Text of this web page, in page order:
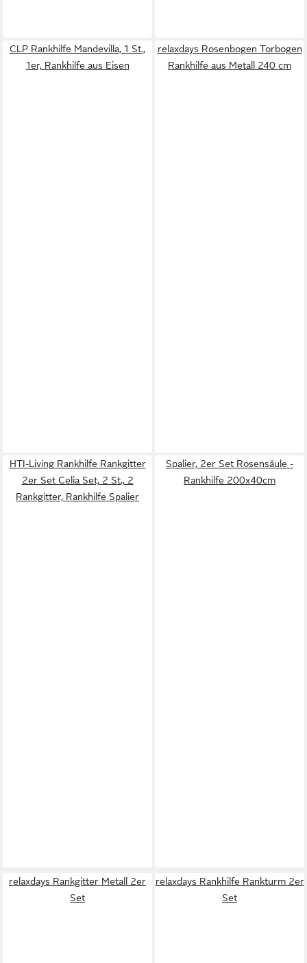
CLP Rankhilfe Mandevilla, 1 St.,
1er, Rankhilfe aus Eisen
relaxdays Rosenbogen Torbogen
Rankhilfe aus Metall 240 cm
HTI-Living Rankhilfe Rankgitter
2er Set Celia Set, 2 St., 2
Rankgitter, Rankhilfe Spalier
Spalier, 2er Set Rosensäule -
Rankhilfe 200x40cm
relaxdays Rankgitter Metall 2er
Set
relaxdays Rankhilfe Rankturm 2er
Set